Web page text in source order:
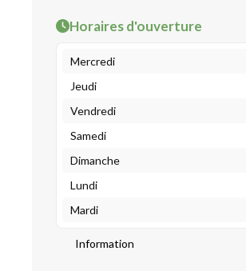
Horaires d'ouverture
Mercredi
Jeudi
Vendredi
Samedi
Dimanche
Lundi
Mardi
Information